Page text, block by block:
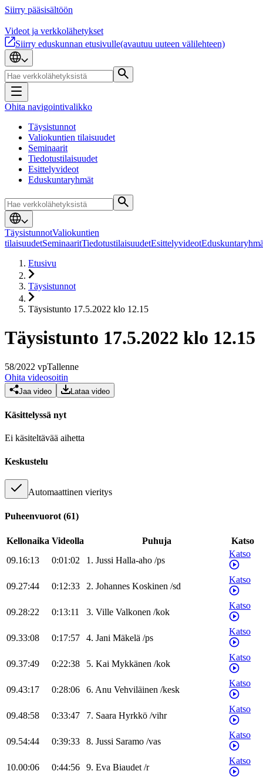
Siirry pääsisältöön
Videot ja verkkolähetykset
Siirry eduskunnan etusivulle(avautuu uuteen välilehteen)
Ohita navigointivalikko
Täysistunnot
Valiokuntien tilaisuudet
Seminaarit
Tiedotustilaisuudet
Esittelyvideot
Eduskuntaryhmät
TäysistunnotValiokuntien
tilaisuudetSeminaaritTiedotustilaisuudetEsittelyvideot
Etusivu
Täysistunnot
Täysistunto 17.5.2022 klo 12.15
Täysistunto 17.5.2022 klo 12.15
58/2022 vpTallenne
Ohita videosoitin
Jaa video Lataa video
Käsittelyssä nyt
Ei käsiteltävää aihetta
Keskustelu
Automaattinen vieritys
Puheenvuorot (61)
Kellonaika Videolla Puhuja
Katso
09.16:13
0:01:02 1. Jussi Halla-aho /ps
Katso
09.27:44 0:12:33 2. Johannes Koskinen /sd
Katso
09.28:22 0:13:11 3. Ville Valkonen /kok
Katso
09.33:08 0:17:57 4. Jani Mäkelä /ps
Katso
09.37:49 0:22:38 5. Kai Mykkänen /kok
Katso
09.43:17 0:28:06 6. Anu Vehviläinen /kesk
Katso
09.48:58 0:33:47 7. Saara Hyrkkö /vihr
Katso
09.54:44 0:39:33 8. Jussi Saramo /vas
Katso
10.00:06 0:44:56 9. Eva Biaudet/r
Katso